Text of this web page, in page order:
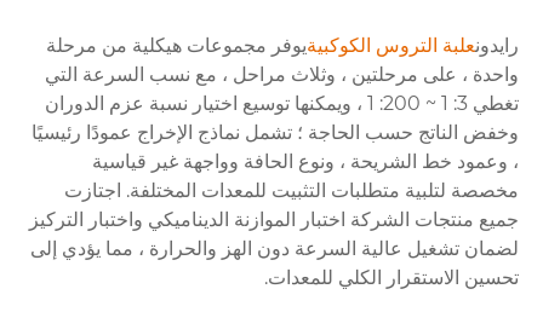
رايدونعلبة التروس الكوكبيةيوفر مجموعات هيكلية من مرحلة
واحدة ، على مرحلتين ، وثلاث مراحل ، مع نسب السرعة التي
تغطي 3: 1 ~ 200: 1 ، ويمكنها توسيع اختيار نسبة عزم الدوران
وخفض الناتج حسب الحاجة ؛ تشمل نماذج الإخراج عمودًا رئيسيًا
، وعمود خط الشريحة ، ونوع الحافة وواجهة غير قياسية
مخصصة لتلبية متطلبات التثبيت للمعدات المختلفة. اجتازت
جميع منتجات الشركة اختبار الموازنة الديناميكي واختبار التركيز
لضمان تشغيل عالية السرعة دون الهز والحرارة ، مما يؤدي إلى
تحسين الاستقرار الكلي للمعدات.